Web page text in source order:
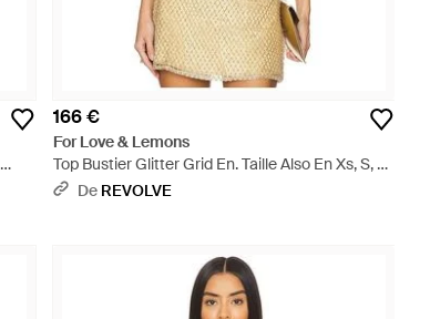
166 €
For Love & Lemons
Top Bustier Glitter Grid En. Taille Also En Xs, S, M,
Xl - Neutre
De REVOLVE